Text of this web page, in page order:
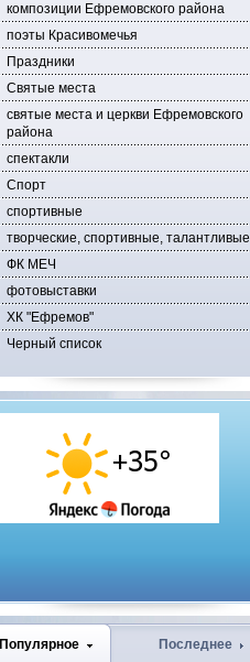
композиции Ефремовского района
поэты Красивомечья
Праздники
Святые места
святые места и церкви Ефремовского
района
спектакли
Спорт
спортивные
творческие, спортивные, талантливые
ФК МЕЧ
фотовыставки
ХК "Ефремов"
Черный список
Популярное Последнее